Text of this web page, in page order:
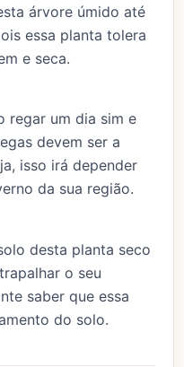
árvore úmido até
essa planta tolera
e seca.
regar um dia sim e
devem ser a
isso irá depender
da sua região.
desta planta seco
o seu
saber que essa
do solo.